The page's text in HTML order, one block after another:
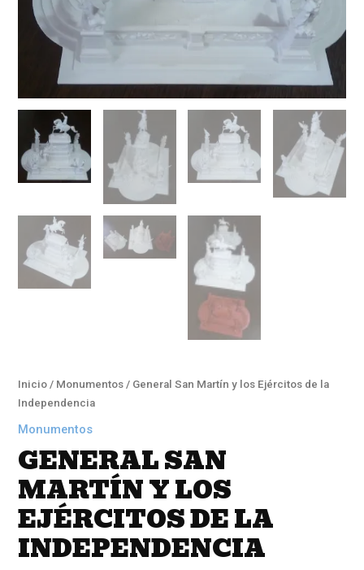
Inicio / Monumentos / General San Martín y los Ejércitos de la
Independencia
Monumentos
GENERAL SAN
MARTÍN Y LOS
EJÉRCITOS DE LA
INDEPENDENCIA